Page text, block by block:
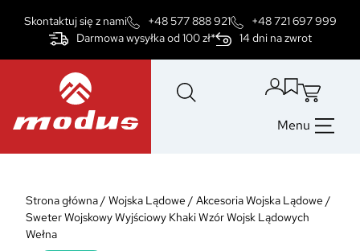
Skontaktuj się z nami +48 577 888 921
+48 721 697 999
Darmowa wysyłka od 100 zł*
14 dni na zwrot
Menu
Strona główna/ Wojska Lądowe / Akcesoria Wojska Lądowe /
Sweter Wojskowy Wyjściowy Khaki Wzór Wojsk Lądowych
Wełna